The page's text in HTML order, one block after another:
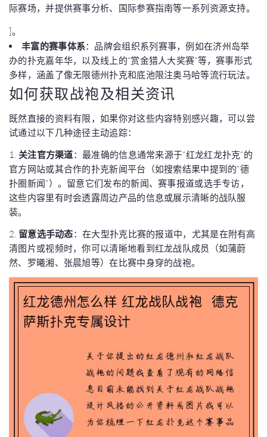
际赛场，并提供赛事分析、国际参赛指南等一系列资源支持。
]。
丰富的赛事体系：品牌会组织系列赛事，例如在济州岛举
办的扑克嘉年华，以及线上的“赏金猎人大奖赛”等，赛事形式
多样，涵盖了像无限德州扑克和底池限注奥马哈等流行玩法。
如何获取战袍及相关资讯
既然直接的资料有限，如果你对这些内容特别感兴趣，可以尝
试通过以下几种途径主动追踪：
1. 关注官方渠道：最准确的信息通常来源于“红龙红龙扑克”的
官方网站或其合作的扑克新闻平台（如搜索结果中提到的“德
扑圈新闻”）。留意它们发布的新闻、赛事报道或选手专访，
这些内容里有时会透露周边产品的信息或展示清晰的战队服
装。
2. 留意选手动态：在大型扑克比赛的报道中，尤其是在附有高
清图片或视频时，你可以清晰地看到红龙战队成员（如蒲蔚
然、罗曦湘、张晨旭等）在比赛中身穿的战袍。